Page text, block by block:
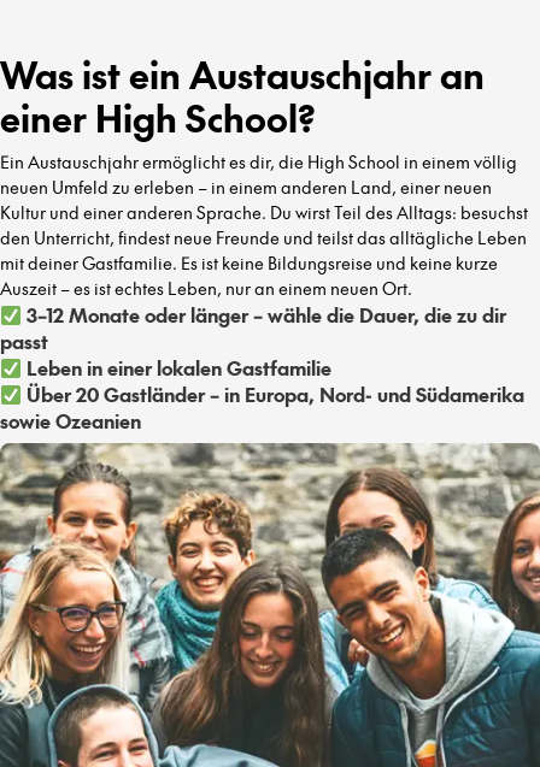
Was ist ein Austauschjahr an
einer High School?
Ein Austauschjahr ermöglicht es dir, die High School in einem völlig
neuen Umfeld zu erleben – in einem anderen Land, einer neuen
Kultur und einer anderen Sprache. Du wirst Teil des Alltags: besuchst
den Unterricht, findest neue Freunde und teilst das alltägliche Leben
mit deiner Gastfamilie. Es ist keine Bildungsreise und keine kurze
Auszeit – es ist echtes Leben, nur an einem neuen Ort.
3–12 Monate oder länger – wähle die Dauer, die zu dir
passt
Leben in einer lokalen Gastfamilie
Über 20 Gastländer – in Europa, Nord- und Südamerika
sowie Ozeanien